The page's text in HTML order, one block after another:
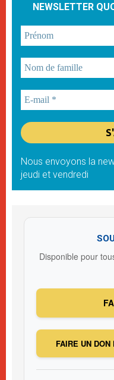
NEWSLETTER
Nous envoyons la
jeudi et vendredi
Disponible pour
FAIRE UN